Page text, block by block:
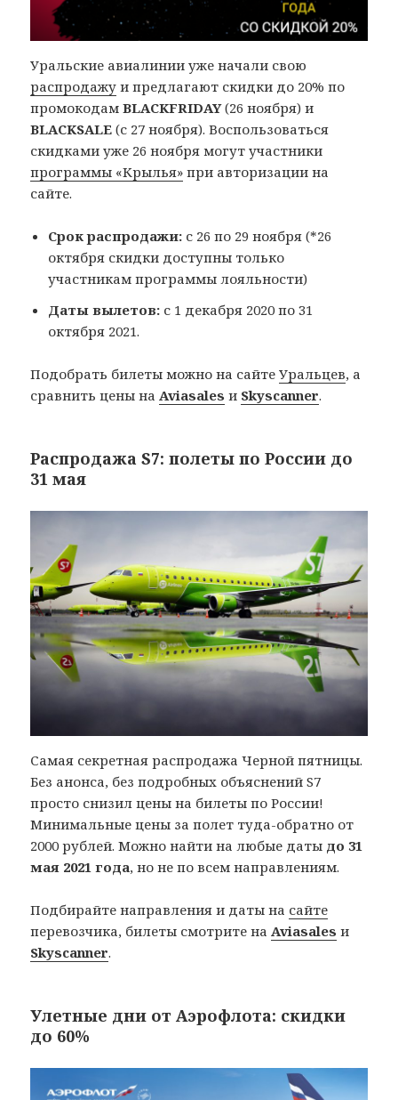
Уральские авиалинии уже начали свою
распродажу и предлагают скидки до 20% по
промокодамBLACKFRIDAY(26 ноября) и
BLACKSALE (с 27 ноября). Воспользоваться
скидками уже 26 ноября могут участники
программы «Крылья» при авторизации на
сайте.
Срок распродажи: с 26 по 29 ноября (*26
октября скидки доступны только
участникам программы лояльности)
Даты вылетов: с 1 декабря 2020 по 31
октября 2021.
Подобрать билеты можно на сайтеУральцев, а
сравнить цены наAviasales и Skyscanner.
Распродажа S7: полеты по России до
31 мая
Самая секретная распродажа Черной пятницы.
Без анонса, без подробных объяснений S7
просто снизил цены на билеты по России!
Минимальные цены за полет туда-обратно от
2000 рублей. Можно найти на любые даты до 31
мая 2021 года, но не по всем направлениям.
Подбирайте направления и даты на сайте
перевозчика, билеты смотрите на Aviasales и
Skyscanner.
Улетные дни от Аэрофлота: скидки
до 60%